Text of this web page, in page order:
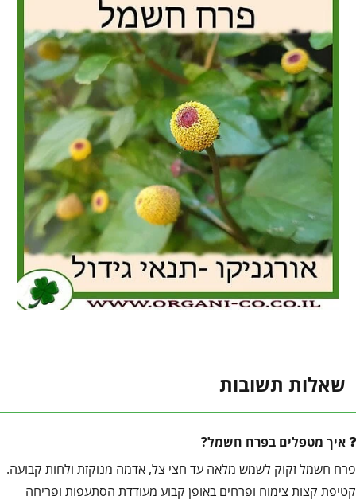
שאלות תשובות
איך מטפלים בפרח חשמל?
פרח חשמל זקוק לשמש מלאה עד חצי צל, אדמה מנוקזת ולחות קבועה.
קטיפת קצות צימוח ופרחים באופן קבוע מעודדת הסתעפות ופריחה